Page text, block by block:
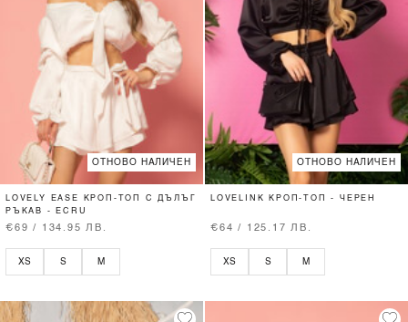
ОТНОВО НАЛИЧЕН
LOVELY EASE КРОП-ТОП С ДЪЛЪГ
РЪКАВ - ECRU
€69 / 134.95 ЛВ.
XS S M
ОТНОВО НАЛИЧЕН
LOVELINK КРОП-ТОП - ЧЕРЕН
€64 / 125.17 ЛВ.
XS S M